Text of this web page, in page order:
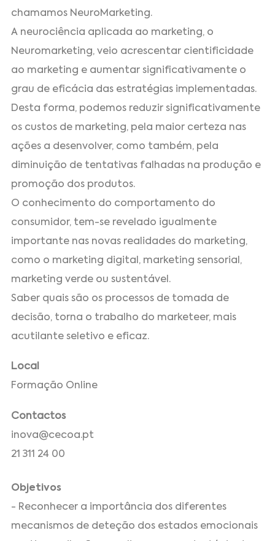
chamamos NeuroMarketing.
A neurociência aplicada ao marketing, o
Neuromarketing, veio acrescentar cientificidade
ao marketing e aumentar significativamente o
grau de eficácia das estratégias implementadas.
Desta forma, podemos reduzir significativamente
os custos de marketing, pela maior certeza nas
ações a desenvolver, como também, pela
diminuição de tentativas falhadas na produção e
promoção dos produtos.
O conhecimento do comportamento do
consumidor, tem-se revelado igualmente
importante nas novas realidades do marketing,
como o marketing digital, marketing sensorial,
marketing verde ou sustentável.
Saber quais são os processos de tomada de
decisão, torna o trabalho do marketeer, mais
acutilante seletivo e eficaz.
Local
Formação Online
Contactos
inova@cecoa.pt
21 311 24 00
Objetivos
- Reconhecer a importância dos diferentes
mecanismos de deteção dos estados emocionais